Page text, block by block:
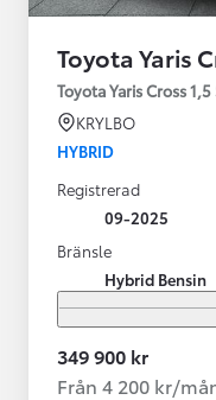
Toyota Yaris
Toyota Yaris Cross
KRYLBO
HYBRID
Registrerad
09-2025
Bränsle
Hybrid Bensin
349 900 kr
Från 4 200 kr/